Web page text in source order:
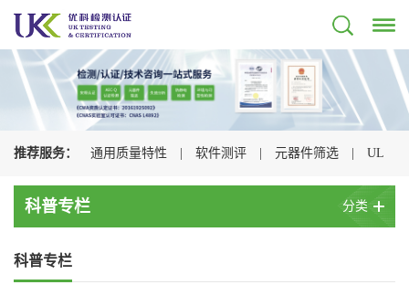
推荐服务： 通用质量特性 | 软件测评 | 元器件筛选 | UL
认证 | CSA认证
科普专栏 分类
科普专栏